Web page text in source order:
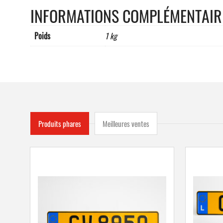
INFORMATIONS
Poids 1 kg
Produits phares Meilleures ventes